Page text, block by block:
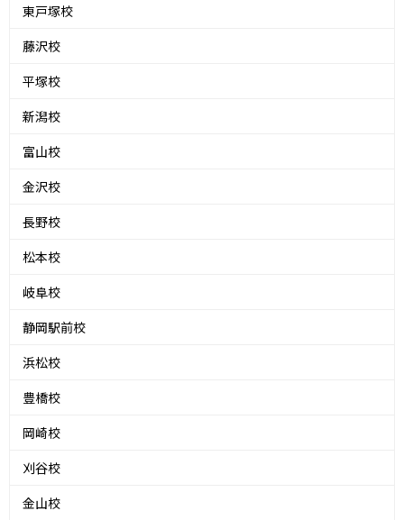
東戸塚校
藤沢校
平塚校
新潟校
富山校
金沢校
長野校
松本校
岐阜校
静岡駅前校
浜松校
豊橋校
岡崎校
刈谷校
金山校